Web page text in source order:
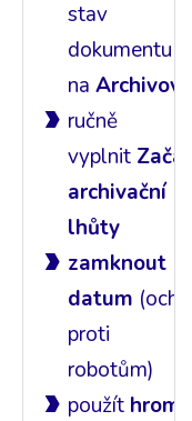
stav
dokumentu
na
ručně
vyplnit
archivační
lhůty
zamknout
datum
proti
robotům)
použít